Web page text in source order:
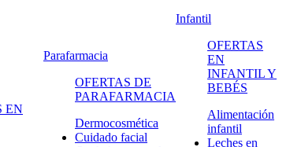
EN
Parafarmacia
OFERTAS DE
PARAFARMACIA
Dermocosmética
Cuidado facial
Infantil
OFERTAS
EN
INFANTIL Y
BEBÉS
Alimentación
infantil
Leches en